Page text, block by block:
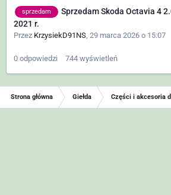
sprzedam
Sprzedam Skoda Octavia 4
2021 r.
Przez KrzysiekD91NS, 29 marca 2026 o 15:07
0 odpowiedzi 744 wyświetleń
Strona główna Giełda Części i akcesoria